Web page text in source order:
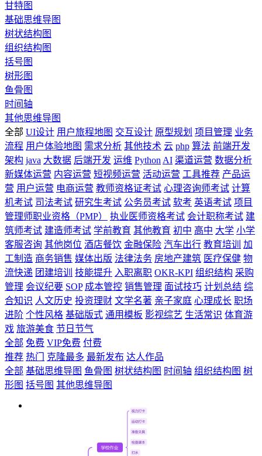
甘特图
基础思维导图
树状结构图
组织结构图
括号图
树形图
鱼骨图
时间轴
其他思维导图
全部 UI设计 用户旅程地图 交互设计 原型规划 项目管理 业务
流程 用户体验地图 需求分析 其他技术 云 php 算法 前端开发
架构 java 大数据 后端开发 运维 Python AI 渠道运营 数据分析
新媒体运营 内容运营 短视频运营 活动运营 工具推荐 产品运
营 用户运营 电商运营 教师资格证考试 心理咨询师考试 计算
机考试 司法考试 研究生考试 公务员考试 软考 英语考试 项目
管理师职业资格（PMP）
执业医师资格考试 会计职称考试 建
筑师考试 建造师考试 学前教育 其他教育 初中 高中 大学 小学
客服咨询 其他岗位 酒店餐饮 金融保险 汽车出行 教育培训
加
工制造 商务销售 媒体出版 法律法务 房地产建筑 医疗保健 物
流快递 团建培训 技能提升 入职离职 OKR-KPI 组织结构 采购
管理 会议纪要 SOP 成本管控 销售管理 面试技巧 计划总结 综
合知识 人文历史 投资理财 文学名著 亲子家庭 心理成长 职场
进阶 个性风格 基础版式 通用模板 影视综艺 生活常识 体育游
戏 旅游美食 节日节气
全部 免费 VIP免费 付费
推荐 热门 克隆最多 最新发布 达人作品
全部 基础思维导图 鱼骨图 树状结构图 时间轴 组织结构图 树
形图 括号图 其他思维导图